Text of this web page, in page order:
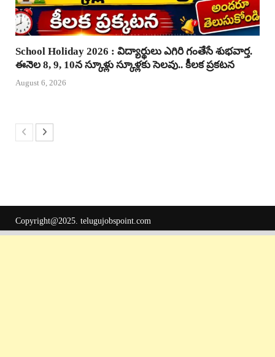
School Holiday 2026 : విద్యార్థులు ఎగిరి గంతేసే శుభవార్త.
ఈనెల 8, 9, 10న స్కూళ్లు స్కూళ్లకు సెలవు.. కీలక ప్రకటన
August 6, 2026
Copyright@2025. telugujobspoint.com